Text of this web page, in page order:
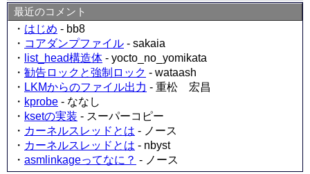
最近のコメント
・ はじめ - bb8
・ コアダンプファイル - sakaia
・
list_head構造体 - yocto_no_yomikata
・ 勧告ロックと強制ロック - wataash
・ LKMからのファイル出力 - 重松 宏昌
・ kprobe - ななし
・ ksetの実装 - スーパーコピー
・ カーネルスレッドとは - ノース
・ カーネルスレッドとは - nbyst
・ asmlinkageってなに？ - ノース